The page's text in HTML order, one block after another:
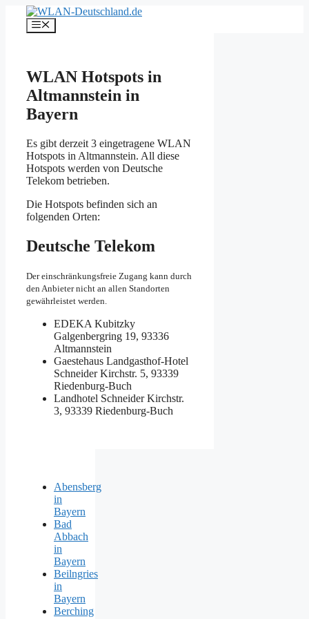
Inhalt
springen
Menü
WLAN Hotspots in
Altmannstein in
Bayern
Es gibt derzeit 3 eingetragene WLAN
Hotspots in Altmannstein. All diese
Hotspots werden von Deutsche
Telekom betrieben.
Die Hotspots befinden sich an
folgenden Orten:
Deutsche Telekom
Der einschränkungsfreie Zugang kann durch
den Anbieter nicht an allen Standorten
gewährleistet werden.
EDEKA Kubitzky
Galgenbergring 19, 93336
Altmannstein
Gaestehaus Landgasthof-Hotel
SchneiderKirchstr. 5, 93339
Riedenburg-Buch
Landhotel SchneiderKirchstr.
3, 93339 Riedenburg-Buch
Abensberg
in
Bayern
Bad
Abbach
in
Bayern
Beilngries
in
Bayern
Berching